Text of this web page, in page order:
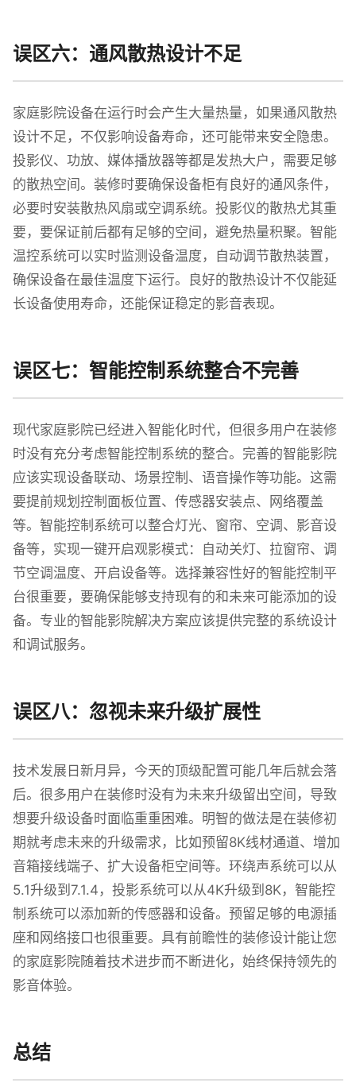
误区六：通风散热设计不足
家庭影院设备在运行时会产生大量热量，如果通风散热
设计不足，不仅影响设备寿命，还可能带来安全隐患。
投影仪、功放、媒体播放器等都是发热大户，需要足够
的散热空间。装修时要确保设备柜有良好的通风条件，
必要时安装散热风扇或空调系统。投影仪的散热尤其重
要，要保证前后都有足够的空间，避免热量积聚。智能
温控系统可以实时监测设备温度，自动调节散热装置，
确保设备在最佳温度下运行。良好的散热设计不仅能延
长设备使用寿命，还能保证稳定的影音表现。
误区七：智能控制系统整合不完善
现代家庭影院已经进入智能化时代，但很多用户在装修
时没有充分考虑智能控制系统的整合。完善的智能影院
应该实现设备联动、场景控制、语音操作等功能。这需
要提前规划控制面板位置、传感器安装点、网络覆盖
等。智能控制系统可以整合灯光、窗帘、空调、影音设
备等，实现一键开启观影模式：自动关灯、拉窗帘、调
节空调温度、开启设备等。选择兼容性好的智能控制平
台很重要，要确保能够支持现有的和未来可能添加的设
备。专业的智能影院解决方案应该提供完整的系统设计
和调试服务。
误区八：忽视未来升级扩展性
技术发展日新月异，今天的顶级配置可能几年后就会落
后。很多用户在装修时没有为未来升级留出空间，导致
想要升级设备时面临重重困难。明智的做法是在装修初
期就考虑未来的升级需求，比如预留8K线材通道、增加
音箱接线端子、扩大设备柜空间等。环绕声系统可以从
5.1升级到7.1.4，投影系统可以从4K升级到8K，智能控
制系统可以添加新的传感器和设备。预留足够的电源插
座和网络接口也很重要。具有前瞻性的装修设计能让您
的家庭影院随着技术进步而不断进化，始终保持领先的
影音体验。
总结